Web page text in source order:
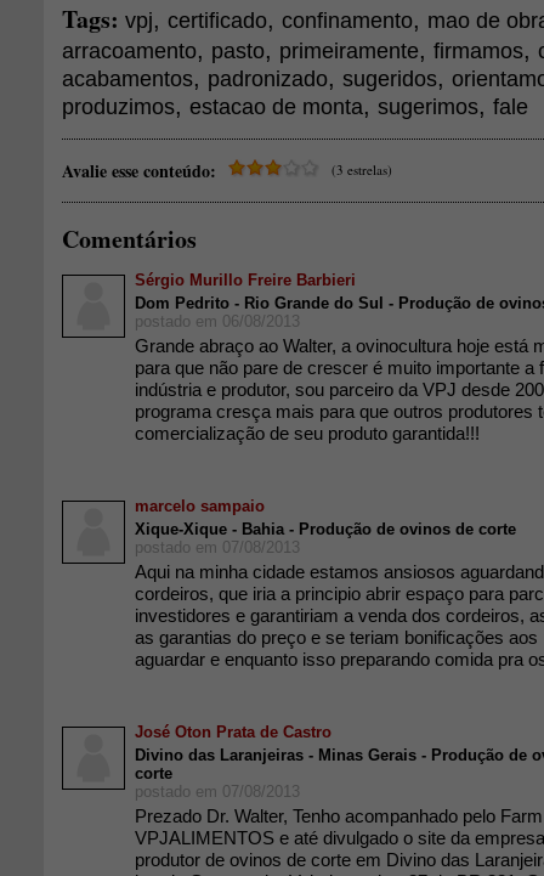
Tags: vpj, certificado, confinamento, mao de
arracoamento, pasto, primeiramente, firmamos,
acabamentos, padronizado, sugeridos,
produzimos, estacao de monta, sugerimos, fale
Avalie esse conteúdo: (3 estrelas)
Comentários
Sérgio Murillo Freire Barbieri
Dom Pedrito - Rio Grande do Sul - Produção de
postado em 06/08/2013
Grande abraço ao Walter, a ovinocultura hoje está
para que não pare de crescer é muito importante a
indústria e produtor, sou parceiro da VPJ desde
programa cresça mais para que outros produtores
comercialização de seu produto garantida!!!
marcelo sampaio
Xique-Xique - Bahia - Produção de ovinos de corte
postado em 07/08/2013
Aqui na minha cidade estamos ansiosos
cordeiros, que iria a principio abrir espaço para
investidores e garantiriam a venda dos cordeiros,
as garantias do preço e se teriam bonificações
aguardar e enquanto isso preparando comida pra
José Oton Prata de Castro
Divino das Laranjeiras - Minas Gerais - Produção de
corte
postado em 07/08/2013
Prezado Dr. Walter, Tenho acompanhado pelo
VPJALIMENTOS e até divulgado o site da
produtor de ovinos de corte em Divino das